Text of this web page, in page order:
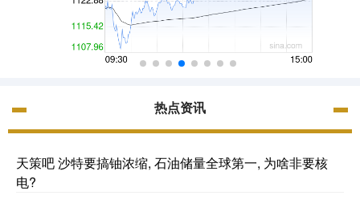
热点资讯
天策吧 沙特要搞铀浓缩, 石油储量全球第一, 为啥非要核
电?